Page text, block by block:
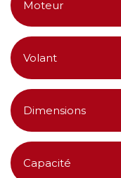
Moteur
Volant
Dimensions
Capacité